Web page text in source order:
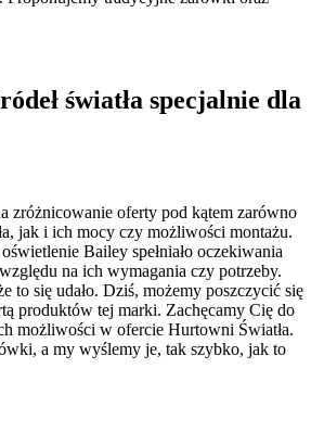
światła specjalnie dla
zróżnicowanie oferty pod kątem zarówno
jak i ich mocy czy możliwości montażu.
Bailey spełniało oczekiwania
na ich wymagania czy potrzeby.
to się udało. Dziś, możemy poszczycić się
produktów tej marki. Zachęcamy Cię do
możliwości w ofercie Hurtowni Światła.
a my wyślemy je, tak szybko, jak to